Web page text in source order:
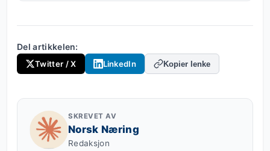
Del artikkelen:
Twitter / X LinkedIn Kopier lenke
SKREVET AV
Norsk Næring
Redaksjon